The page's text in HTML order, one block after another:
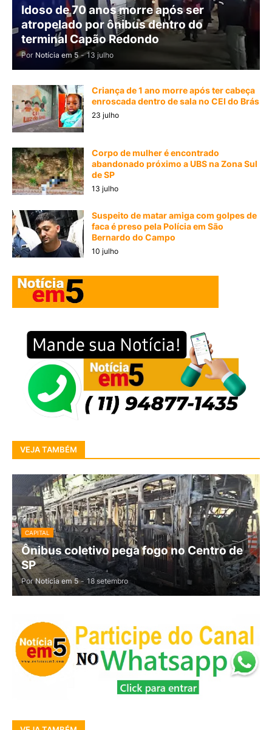
Idoso de 70 anos morre após ser
atropelado por ônibus dentro do
terminal Capão Redondo
Por Notícia em 5 - 13 julho
Criança de 1 ano morre após ter cabeça
enroscada dentro de sala no CEI do Brás
23 julho
Corpo de mulher é encontrado
abandonado próximo a UBS na Zona Sul
de SP
13 julho
Suspeito de matar amiga com golpes de
faca é preso pela Polícia em São
Bernardo do Campo
10 julho
VEJA TAMBÉM
CAPITAL
Ônibus coletivo pega fogo no Centro de
SP
Por Notícia em 5 - 18 setembro